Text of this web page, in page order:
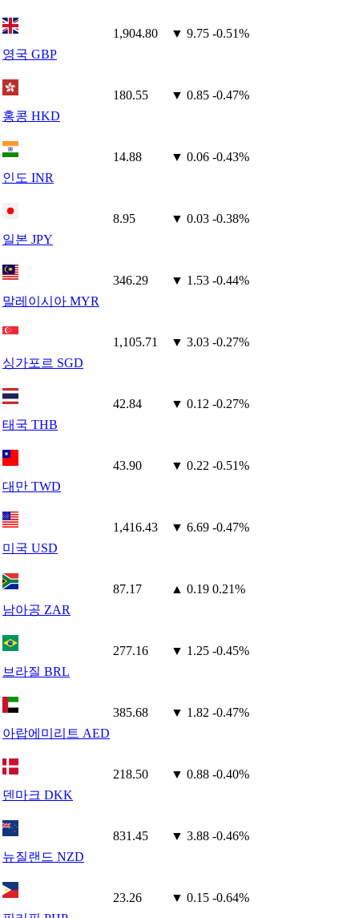
영국 GBP
1,904.80 ▼ 9.75 -0.51%
홍콩 HKD
180.55 ▼ 0.85 -0.47%
인도 INR
14.88 ▼ 0.06 -0.43%
일본 JPY
8.95 ▼ 0.03 -0.38%
말레이시아 MYR
346.29 ▼ 1.53 -0.44%
싱가포르 SGD
1,105.71 ▼ 3.03 -0.27%
태국 THB
42.84 ▼ 0.12 -0.27%
대만 TWD
43.90 ▼ 0.22 -0.51%
미국 USD
1,416.43 ▼ 6.69 -0.47%
남아공 ZAR
87.17 ▲ 0.19 0.21%
브라질 BRL
277.16 ▼ 1.25 -0.45%
아랍에미리트 AED
385.68 ▼ 1.82 -0.47%
덴마크 DKK
218.50 ▼ 0.88 -0.40%
뉴질랜드 NZD
831.45 ▼ 3.88 -0.46%
23.26 ▼ 0.15 -0.64%